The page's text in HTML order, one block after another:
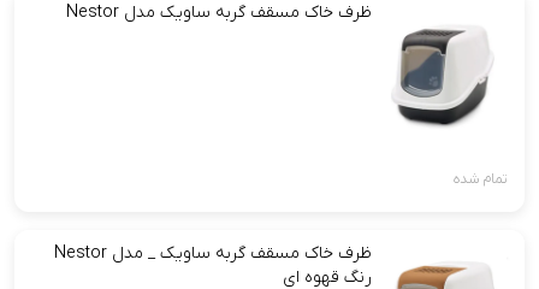
ظرف خاک مسقف گربه ساویک مدل Nestor
تمام شده
ظرف خاک مسقف گربه ساویک _ مدل Nestor
رنگ قهوه ای